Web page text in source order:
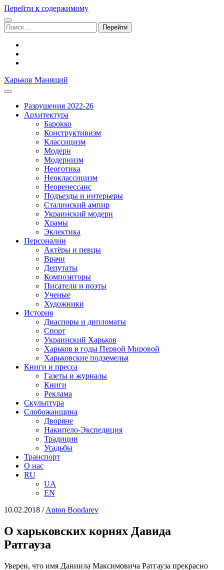
Перейти к содержимому
Поиск:
Харьков Манящий
Разрушения 2022-26
Архитектура
Барокко
Конструктивизм
Классицизм
Модерн
Модернизм
Неоготика
Неоклассицизм
Неоренессанс
Подъезды и интерьеры
Сталинский ампир
Украинский модерн
Храмы
Эклектика
Персоналии
Актёры и певцы
Врачи
Депутаты
Композиторы
Писатели и поэты
Ученые
Художники
История
Диаспоры и дипломаты
Спорт
Украинский Харьков
Харьков в годы Первой Мировой
Харьковские подземелья
Книги и пресса
Газеты и журналы
Книги
Реклама
Скульптура
Слобожанщина
Дворяне
Накипело-Экспедиция
Традиции
Усадьбы
Транспорт
О нас
RU
UA
EN
10.02.2018 /Anton Bondarev
О харьковских корнях Давида
Ратгауза
Уверен, что имя Даниила Максимовича Ратгауза прекрасно